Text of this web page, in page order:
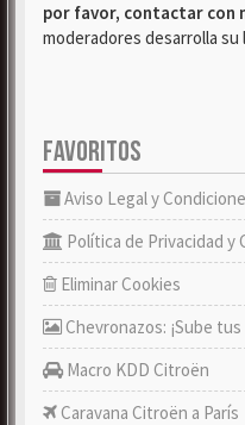
por favor, contactar con
moderadores desarrolla
FAVORITOS
Aviso Legal y
Política de Privacidad y
Eliminar Cookies
Chevronazos: ¡Sube
Macro KDD Citroën
Caravana Citroën a París